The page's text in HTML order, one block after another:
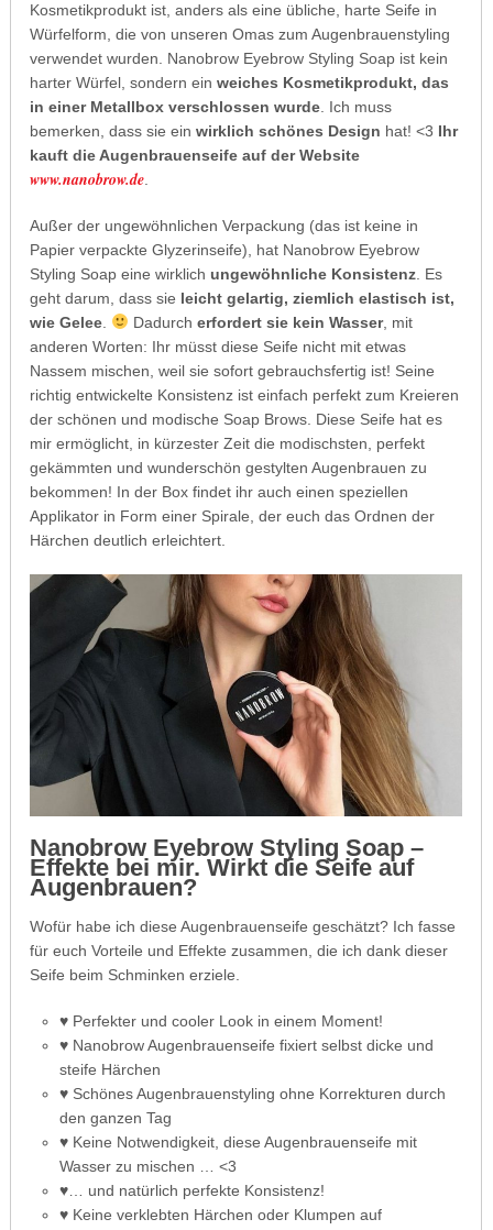
Kosmetikprodukt ist, anders als eine übliche, harte Seife in
Würfelform, die von unseren Omas zum Augenbrauenstyling
verwendet wurden. Nanobrow Eyebrow Styling Soap ist kein
harter Würfel, sondern einweiches Kosmetikprodukt, das
in einer Metallbox verschlossen wurde . Ich muss
bemerken, dass sie einwirklich schönes Design hat! <3 Ihr
kauft die Augenbrauenseife auf der Website
www.nanobrow.de
Außer der ungewöhnlichen Verpackung (das ist keine in
Papier verpackte Glyzerinseife), hat Nanobrow Eyebrow
Styling Soap eine wirklich ungewöhnliche Konsistenz . Es
geht darum, dass sie leicht gelartig, ziemlich elastisch ist,
wie Gelee
Dadurch erfordert sie kein Wasser, mit
anderen Worten: Ihr müsst diese Seife nicht mit etwas
Nassem mischen, weil sie sofort gebrauchsfertig ist! Seine
richtig entwickelte Konsistenz ist einfach perfekt zum Kreieren
der schönen und modische Soap Brows. Diese Seife hat es
mir ermöglicht, in kürzester Zeit die modischsten, perfekt
gekämmten und wunderschön gestylten Augenbrauen zu
bekommen! In der Box findet ihr auch einen speziellen
Applikator in Form einer Spirale, der euch das Ordnen der
Härchen deutlich erleichtert.
Nanobrow Eyebrow Styling Soap –
Effekte bei mir. Wirkt die Seife auf
Augenbrauen?
Wofür habe ich diese Augenbrauenseife geschätzt? Ich fasse
für euch Vorteile und Effekte zusammen, die ich dank dieser
Seife beim Schminken erziele.
♥ Perfekter und cooler Look in einem Moment!
♥ Nanobrow Augenbrauenseife fixiert selbst dicke und
steife Härchen
♥ Schönes Augenbrauenstyling ohne Korrekturen durch
den ganzen Tag
♥ Keine Notwendigkeit, diese Augenbrauenseife mit
Wasser zu mischen … <3
♥… und natürlich perfekte Konsistenz!
♥ Keine verklebten Härchen oder Klumpen auf